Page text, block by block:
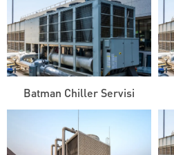
Batman Chiller Servisi